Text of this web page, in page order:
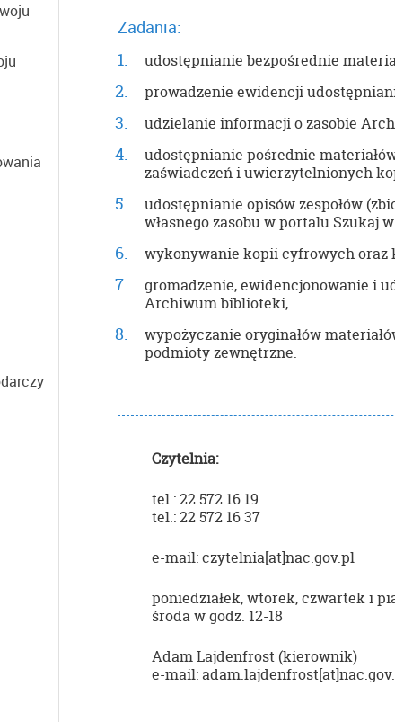
Zadania:
udostępnianie bezpośrednie
prowadzenie ewidencji
udzielanie informacji o zasobie
udostępnianie pośrednie
zaświadczeń i uwierzytelnionych
udostępnianie opisów zespołów
własnego zasobu w portalu Szukaj
wykonywanie kopii cyfrowych oraz
gromadzenie, ewidencjonowanie i
Archiwum biblioteki,
wypożyczanie oryginałów
podmioty zewnętrzne.
Czytelnia:
tel.: 22 572 16 19
tel.: 22 572 16 37
e-mail: czytelnia[at]nac.gov.pl
poniedziałek, wtorek, czwartek i
środa w godz. 12-18
Adam Lajdenfrost (kierownik)
e-mail: